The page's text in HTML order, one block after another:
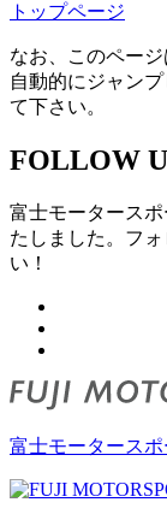
トップページ
なお、このペー
自動的にジャン
て下さい。
FOLLOW
富士モータース
たしました。フ
い！
富士モータース